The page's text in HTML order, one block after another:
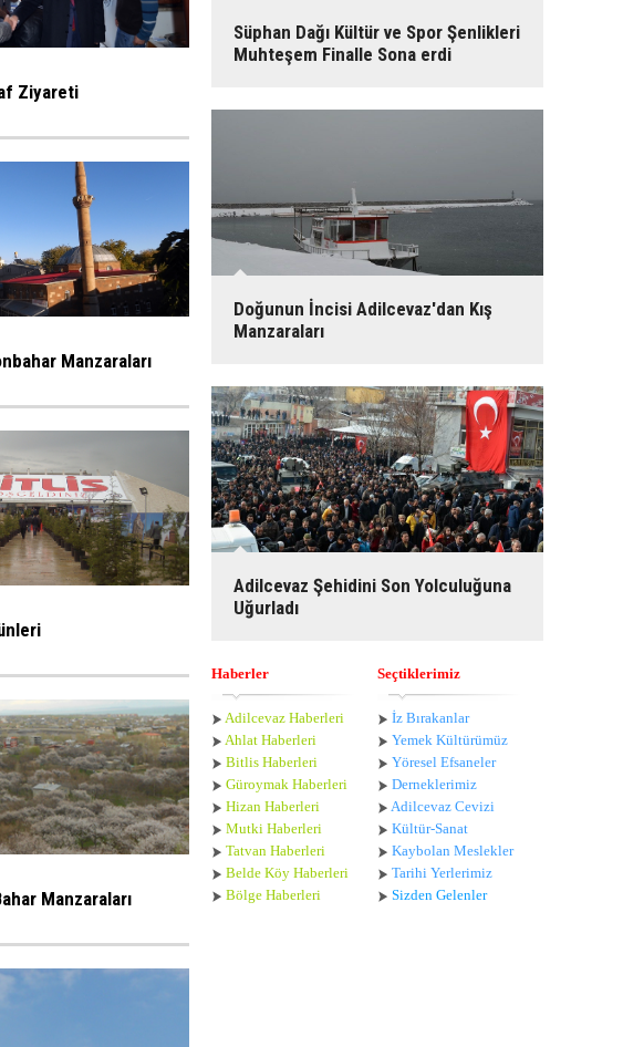
Ziyareti
Manzaraları
Manzaraları
Süphan Dağı Kültür ve Spor Şenlikleri
Muhteşem Finalle Sona erdi
Doğunun İncisi Adilcevaz'dan Kış
Manzaraları
Adilcevaz Şehidini Son Yolculuğuna
Uğurladı
Haberler
Adilcevaz Haberleri
Ahlat Haberleri
Bitlis Haberleri
Güroymak Haberleri
Hizan Haberleri
Mutki Haberleri
Tatvan Haberleri
Belde Köy Haberleri
Bölge Haberleri
Seçtiklerimiz
İz Bırakanlar
Yemek Kültürümüz
Yöresel Efsaneler
Derneklerimiz
Adilcevaz Cevizi
Kültür-Sanat
Kaybolan Meslekler
Tarihi Yerlerimiz
Sizden Gelenler